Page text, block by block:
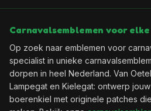
Carnavalsemblemen voor
Op zoek naar emblemen voor
specialist in unieke
dorpen in heel Nederland. Van
Lampegat en Kielegat: ontwerp
boerenkiel met originele patches
bent
Wil je elke week een leuke
🎟️Wekelijks een verse
✨ Als eerste de nieuwste